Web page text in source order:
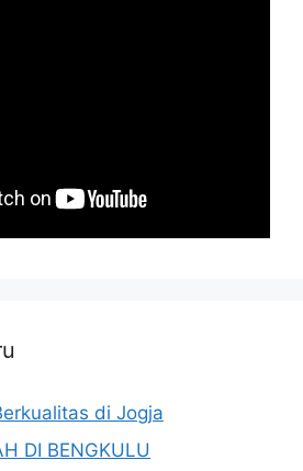
di Jogja
DI BENGKULU